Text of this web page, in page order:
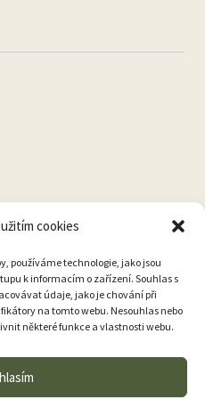
cookies
používáme technologie, jako jsou
k informacím o zařízení. Souhlas s
údaje, jako je chování při
na tomto webu. Nesouhlas nebo
některé funkce a vlastnosti webu.
k odběru